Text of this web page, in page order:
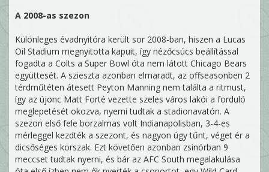
A 2008-as szezon
Különleges évadnyitóra került sor 2008-ban, hiszen a Lucas
Oil Stadium megnyitotta kapuit, így nézőcsúcs beállítással
fogadta a Colts a Super Bowl óta nem látott Chicago Bears
együttesét. A szieszta azonban elmaradt, az offseasonben 2
térdműtéten átesett Peyton Manning nem találta a ritmust,
így az újonc Matt Forté vezette szeles város lakói a forduló
meglepetését okozva, nyerni tudtak a stadionavatón. A
szezon első fele borzalmas volt Indianapolisban, 3-4-es
mérleggel kezdték a szezont, és nagyon úgy tűnt, véget ér a
dicsőséges korszak. Ezt követően azonban zsinórban 9
meccset tudtak nyerni, és bár az AFC South megalakulása